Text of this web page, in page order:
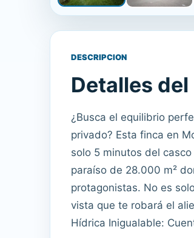
DESCRIPCION
Detalles
¿Busca el equilibrio
privado? Esta finca en
solo 5 minutos del
paraíso de 28.000 m²
protagonistas. No es
vista que te robará el
Hídrica Inigualable: